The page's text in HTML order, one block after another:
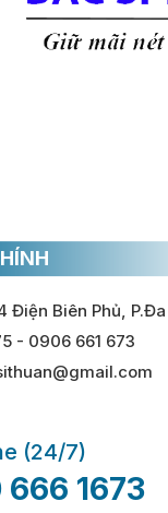
Điện Biên Phủ, P.Đa
- 0906 661 673
(24/7)
666 1673